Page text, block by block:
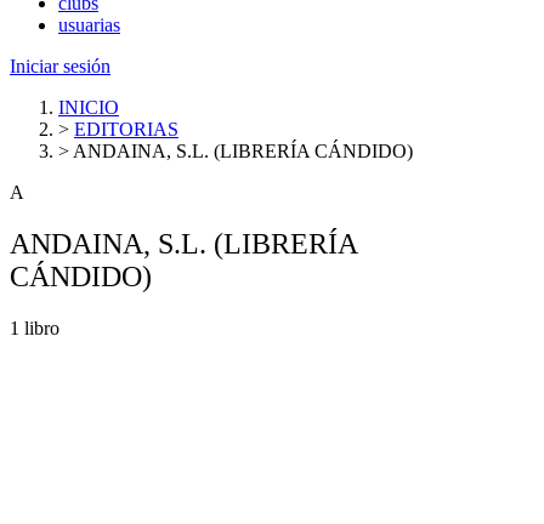
usuarias
Iniciar sesión
INICIO
> EDITORIAS
> ANDAINA, S.L. (LIBRERÍA CÁNDIDO)
A
ANDAINA, S.L. (LIBRERÍA
CÁNDIDO)
1 libro